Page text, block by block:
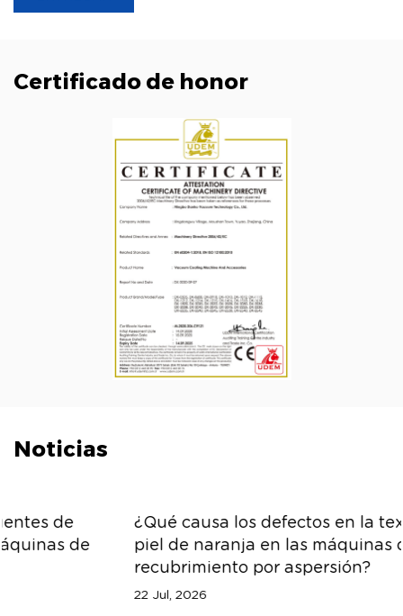
Certificado de honor
Noticias
¿Qué causa los defectos en la textura de la
piel de naranja en las máquinas de
recubrimiento por aspersión?